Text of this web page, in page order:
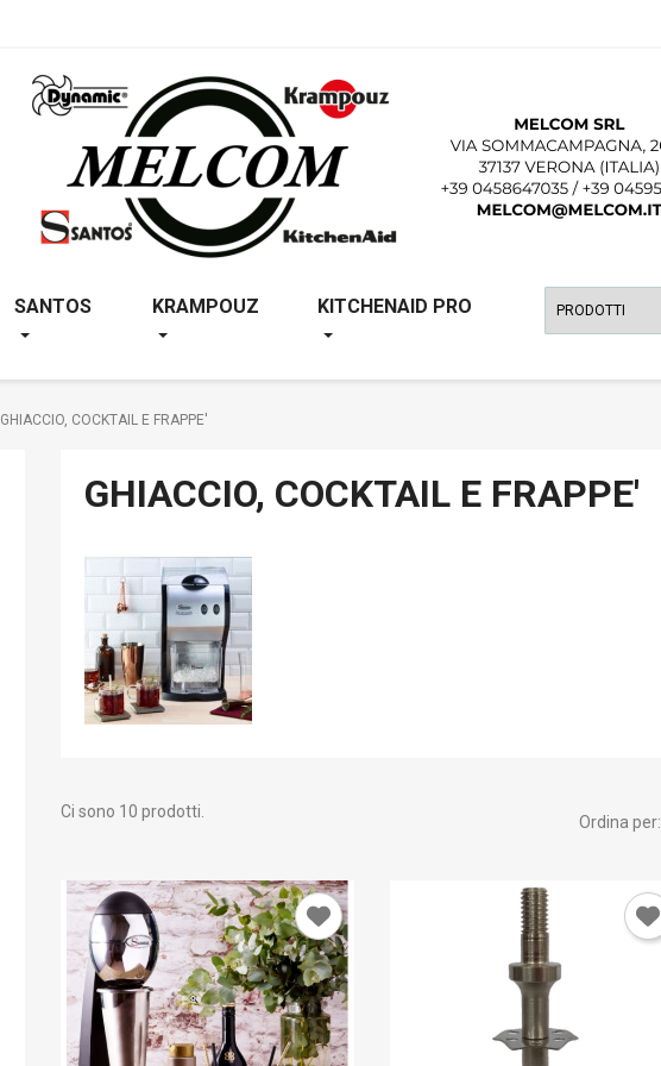
SANTOS KRAMPOUZ KITCHENAID PRO
GHIACCIO, COCKTAIL E FRAPPE'
GHIACCIO, COCKTAIL E FRAPPE'
Ci sono 10 prodotti.
Ordina per: